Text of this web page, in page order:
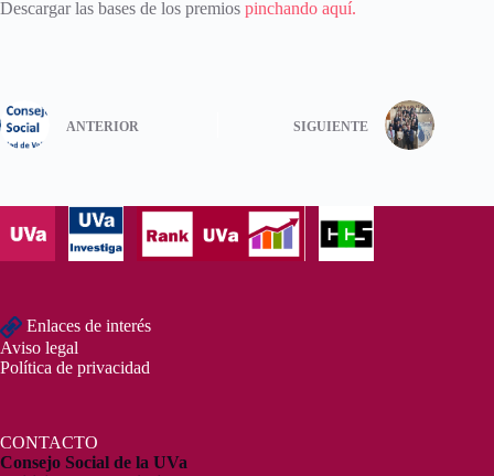
Descargar las bases de los premios pinchando aquí.
ANTERIOR SIGUIENTE
Enlaces de interés
Aviso legal
Política de privacidad
CONTACTO
Consejo Social de la UVa